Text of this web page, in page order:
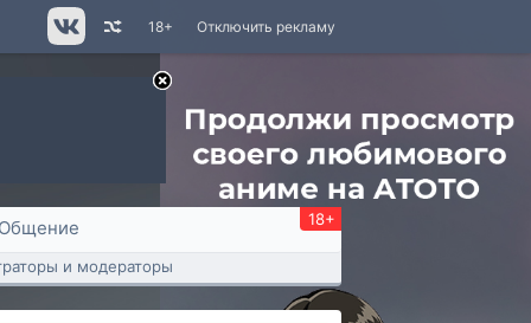
Отключить рекламу
18+
Общение 18+
и модераторы